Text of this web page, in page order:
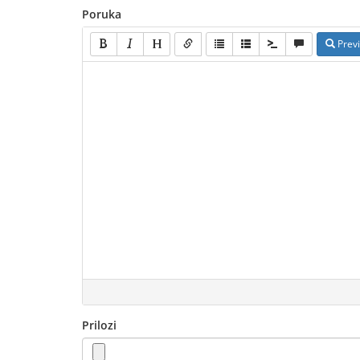
Poruka
Prilozi